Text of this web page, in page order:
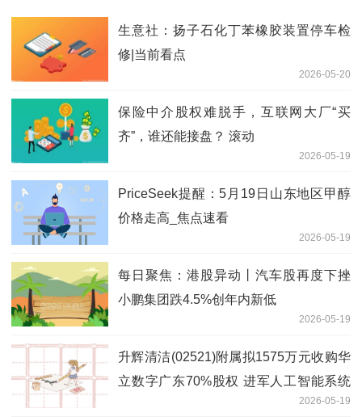
生意社：扬子石化丁苯橡胶装置停车检
修|当前看点
2026-05-20
保险中介股权难脱手，互联网大厂“买
齐”，谁还能接盘？ 滚动
2026-05-19
PriceSeek提醒：5月19日山东地区甲醇
价格走高_焦点速看
2026-05-19
每日聚焦：港股异动丨汽车股再度下挫
小鹏集团跌4.5%创年内新低
2026-05-19
升辉清洁(02521)附属拟1575万元收购华
立数字广东70%股权 进军人工智能系统
2026-05-19